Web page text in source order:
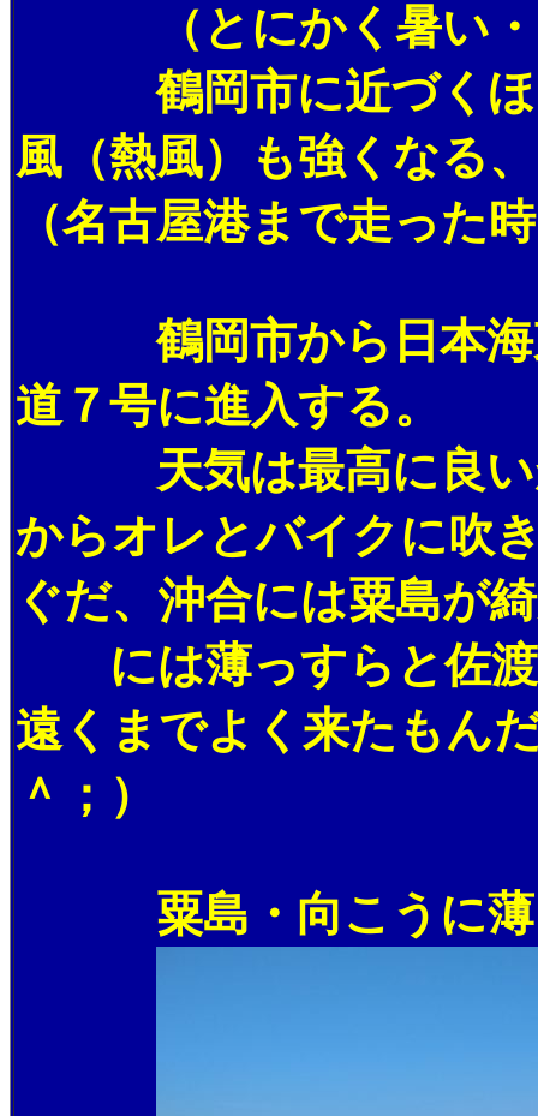
（とにかく暑い・
鶴岡市に近づくほ
風（熱風）も強くなる
（名古屋港まで走った
鶴岡市から日本海東
道７号に進入する。
天気は最高に良いが
からオレとバイクに吹
ぐだ、沖合には粟島が
には薄っすらと佐渡
遠くまでよく来たもん
＾；）
粟島・向こうに薄